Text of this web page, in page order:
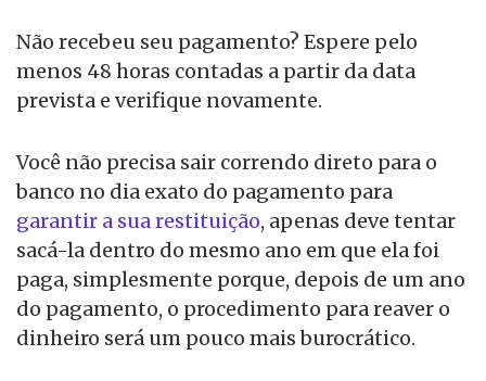
Não recebeu seu pagamento? Espere pelo
menos 48 horas contadas a partir da data
prevista e verifique novamente.
Você não precisa sair correndo direto para o
banco no dia exato do pagamento para
garantir a sua restituição, apenas deve tentar
sacá-la dentro do mesmo ano em que ela foi
paga, simplesmente porque, depois de um ano
do pagamento, o procedimento para reaver o
dinheiro será um pouco mais burocrático.